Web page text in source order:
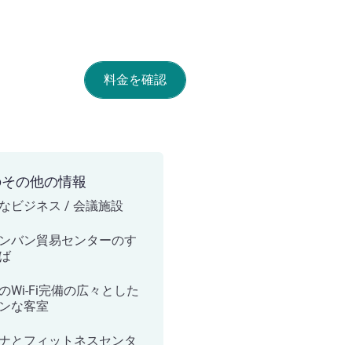
料金を確認
の他の情報
ビジネス / 会議施設
バン貿易センターのす
Wi-Fi完備の広々とした
な客室
とフィットネスセンタ